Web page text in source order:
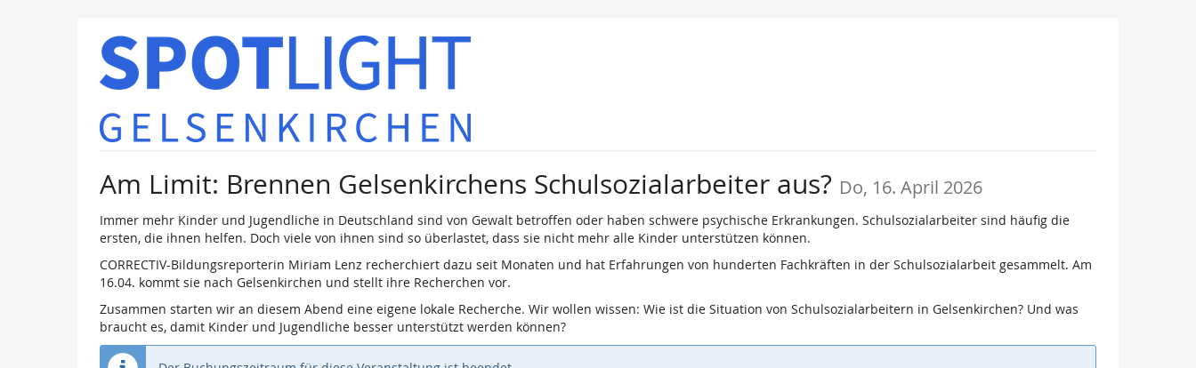
Am Limit: Brennen Gelsenkirchens Schulsozialarbeiter aus? Do, 16. April 2026
Immer mehr Kinder und Jugendliche in Deutschland sind von Gewalt betroffen oder haben schwere psychische Erkrankungen. Schulsozialarbeiter sind häufig die
ersten, die ihnen helfen. Doch viele von ihnen sind so überlastet, dass sie nicht mehr alle Kinder unterstützen können.
CORRECTIV-Bildungsreporterin Miriam Lenz recherchiert dazu seit Monaten und hat Erfahrungen von hunderten Fachkräften in der Schulsozialarbeit gesammelt. Am
16.04. kommt sie nach Gelsenkirchen und stellt ihre Recherchen vor.
Zusammen starten wir an diesem Abend eine eigene lokale Recherche. Wir wollen wissen: Wie ist die Situation von Schulsozialarbeitern in Gelsenkirchen? Und was
braucht es, damit Kinder und Jugendliche besser unterstützt werden können?